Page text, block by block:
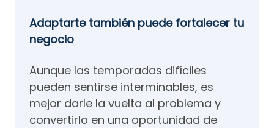
Adaptarte también puede fortalecer tu
negocio
Aunque las temporadas difíciles
pueden sentirse interminables, es
mejor darle la vuelta al problema y
convertirlo en una oportunidad de